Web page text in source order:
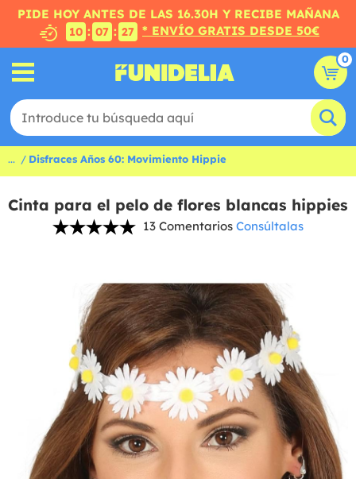
PIDE HOY ANTES DE LAS 16.30H Y RECIBE MAÑANA
10 : 07 : 26 * ENVÍO GRATIS DESDE 50€
0
... Disfraces Años 60: Movimiento Hippie
Cinta para el pelo de flores blancas hippies
13 Comentarios Consúltalas